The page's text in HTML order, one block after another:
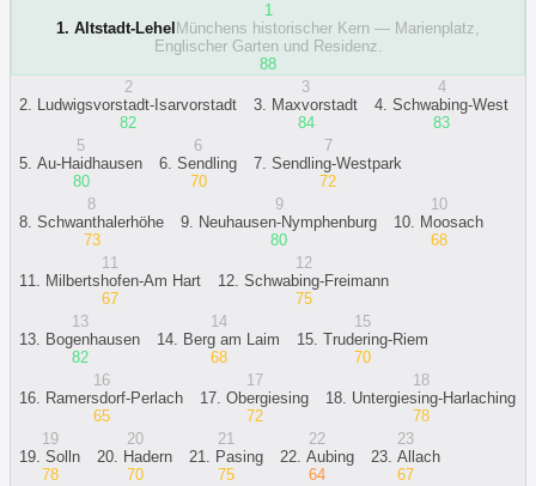
1
1. Altstadt-Lehel Münchens historischer Kern — Marienplatz,
Englischer Garten und Residenz.
88
2
2. Ludwigsvorstadt-Isarvorstadt
82
3
3. Maxvorstadt
84
4
4. Schwabing-West
83
5
5. Au-Haidhausen
80
6
6. Sendling
70
7
7. Sendling-Westpark
72
8
8. Schwanthalerhöhe
73
9
9. Neuhausen-Nymphenburg
80
10
10. Moosach
68
11
11. Milbertshofen-Am Hart
67
12
12. Schwabing-Freimann
75
13
13. Bogenhausen
82
14
14. Berg am Laim
68
15
15. Trudering-Riem
70
16
16. Ramersdorf-Perlach
65
17
17. Obergiesing
72
18
18. Untergiesing-Harlaching
78
19
19. Solln
78
20
20. Hadern
70
21
21. Pasing
75
22
22. Aubing
64
23
23. Allach
67